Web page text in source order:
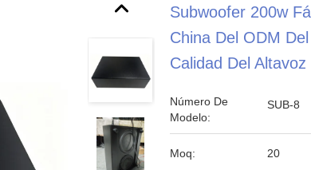
Subwoofer 200w
China Del ODM
Calidad Del
Número De
Modelo:
SUB-8
Moq: 20